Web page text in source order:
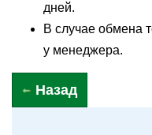
дней.
В случае обмена
у менеджера.
Назад